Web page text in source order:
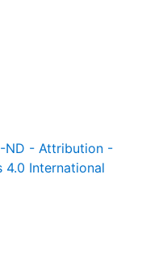
ND - Attribution -
4.0 International